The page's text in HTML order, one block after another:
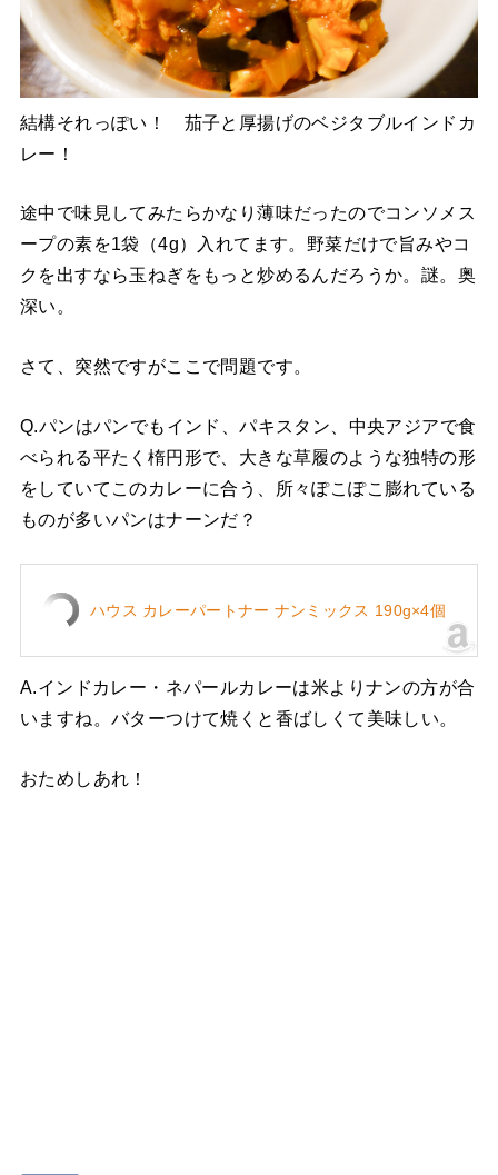
結構それっぽい！ 茄子と厚揚げのベジタブルインドカ
レー！
途中で味見してみたらかなり薄味だったのでコンソメス
ープの素を1袋（4g）入れてます。野菜だけで旨みやコ
クを出すなら玉ねぎをもっと炒めるんだろうか。謎。奥
深い。
さて、突然ですがここで問題です。
Q.パンはパンでもインド、パキスタン、中央アジアで食
べられる平たく楕円形で、大きな草履のような独特の形
をしていてこのカレーに合う、所々ぽこぽこ膨れている
ものが多いパンはナーンだ？
ハウス カレーパートナー ナンミックス 190g×4個
A.インドカレー・ネパールカレーは米よりナンの方が合
いますね。バターつけて焼くと香ばしくて美味しい。
おためしあれ！